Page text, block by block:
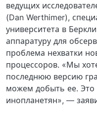
ведущих
(Dan Werthimer),
университета в
аппаратуру для
проблема нехватки
процессоров. «Мы
последнюю версию
можем добыть ее. Это
инопланетян», —